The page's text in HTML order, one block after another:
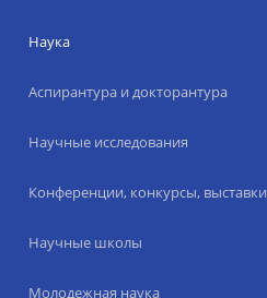
Наука
Аспирантура и докторантура
Научные исследования
Конференции, конкурсы, выставки
Научные школы
Молодежная наука